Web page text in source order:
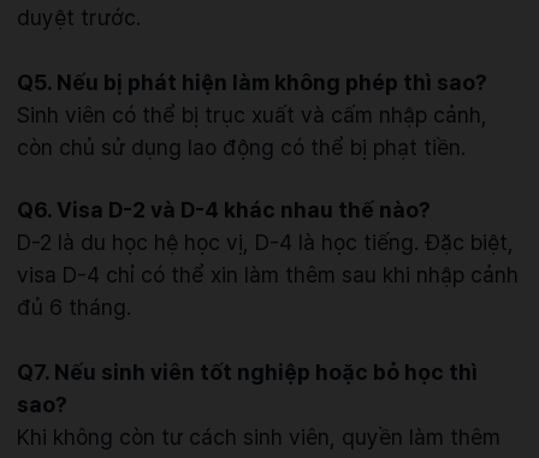
duyệt trước.
Q5. Nếu bị phát hiện làm không phép thì sao?
Sinh viên có thể bị trục xuất và cấm nhập cảnh,
còn chủ sử dụng lao động có thể bị phạt tiền.
Q6. Visa D-2 và D-4 khác nhau thế nào?
D-2 là du học hệ học vị, D-4 là học tiếng. Đặc biệt,
visa D-4 chỉ có thể xin làm thêm sau khi nhập cảnh
đủ 6 tháng.
Q7. Nếu sinh viên tốt nghiệp hoặc bỏ học thì
sao?
Khi không còn tư cách sinh viên, quyền làm thêm